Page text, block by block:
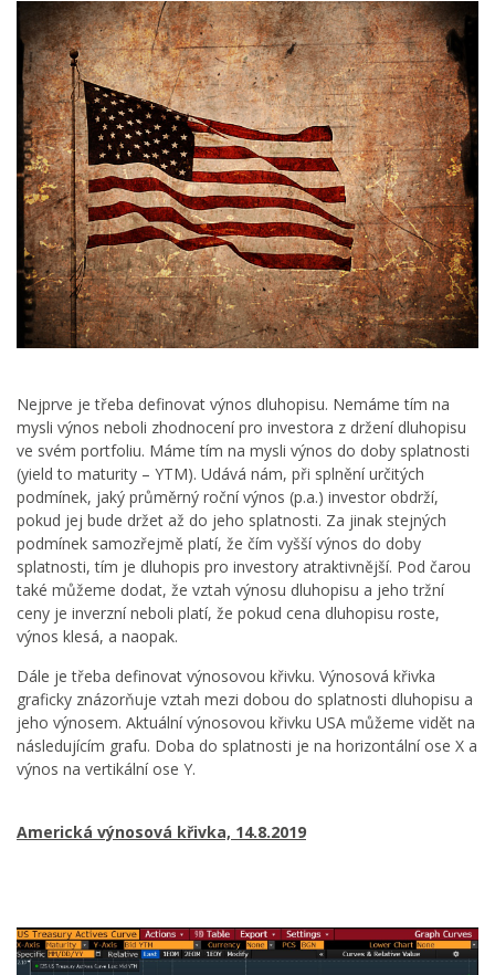
Nejprve je třeba definovat výnos dluhopisu. Nemáme tím na
mysli výnos neboli zhodnocení pro investora z držení dluhopisu
ve svém portfoliu. Máme tím na mysli výnos do doby splatnosti
(yield to maturity – YTM). Udává nám, při splnění určitých
podmínek, jaký průměrný roční výnos (p.a.) investor obdrží,
pokud jej bude držet až do jeho splatnosti. Za jinak stejných
podmínek samozřejmě platí, že čím vyšší výnos do doby
splatnosti, tím je dluhopis pro investory atraktivnější. Pod čarou
také můžeme dodat, že vztah výnosu dluhopisu a jeho tržní
ceny je inverzní neboli platí, že pokud cena dluhopisu roste,
výnos klesá, a naopak.
Dále je třeba definovat výnosovou křivku. Výnosová křivka
graficky znázorňuje vztah mezi dobou do splatnosti dluhopisu a
jeho výnosem. Aktuální výnosovou křivku USA můžeme vidět na
následujícím grafu. Doba do splatnosti je na horizontální ose X a
výnos na vertikální ose Y.
Americká výnosová křivka, 14.8.2019